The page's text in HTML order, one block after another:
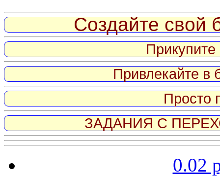
Создайте свой
Привлекайте в
Просто
ЗАДАНИЯ С
0.02